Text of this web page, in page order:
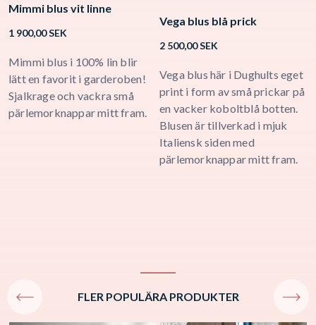
Mimmi blus vit linne
1 900,00SEK
Mimmi blus i 100% lin blir
lätt en favorit i garderoben!
Sjalkrage och vackra små
pärlemorknappar mitt fram.
Vega blus blå prick
2 500,00SEK
Vega blus här i Dughults eget
print i form av små prickar på
en vacker koboltblå botten.
Blusen är tillverkad i mjuk
Italiensk siden med
pärlemorknappar mitt fram.
FLER POPULÄRA PRODUKTER